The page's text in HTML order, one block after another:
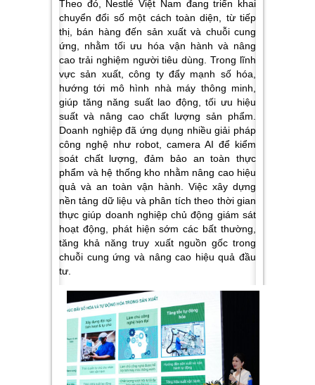
Theo đó, Nestlé Việt Nam đang triển khai
chuyển đổi số một cách toàn diện, từ tiếp
thị, bán hàng đến sản xuất và chuỗi cung
ứng, nhằm tối ưu hóa vận hành và nâng
cao trải nghiệm người tiêu dùng. Trong lĩnh
vực sản xuất, công ty đẩy mạnh số hóa,
hướng tới mô hình nhà máy thông minh,
giúp tăng năng suất lao động, tối ưu hiệu
suất và nâng cao chất lượng sản phẩm.
Doanh nghiệp đã ứng dụng nhiều giải pháp
công nghệ như robot, camera AI để kiểm
soát chất lượng, đảm bảo an toàn thực
phẩm và hệ thống kho nhằm nâng cao hiệu
quả và an toàn vận hành. Việc xây dựng
nền tảng dữ liệu và phân tích theo thời gian
thực giúp doanh nghiệp chủ động giám sát
hoạt động, phát hiện sớm các bất thường,
tăng khả năng truy xuất nguồn gốc trong
chuỗi cung ứng và nâng cao hiệu quả đầu
tư.